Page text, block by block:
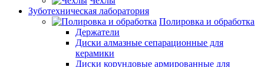
Зуботехническая лаборатория
Полировка и обработка
Держатели
Диски алмазные сепарационные для
керамики
Диски корундовые армированные для